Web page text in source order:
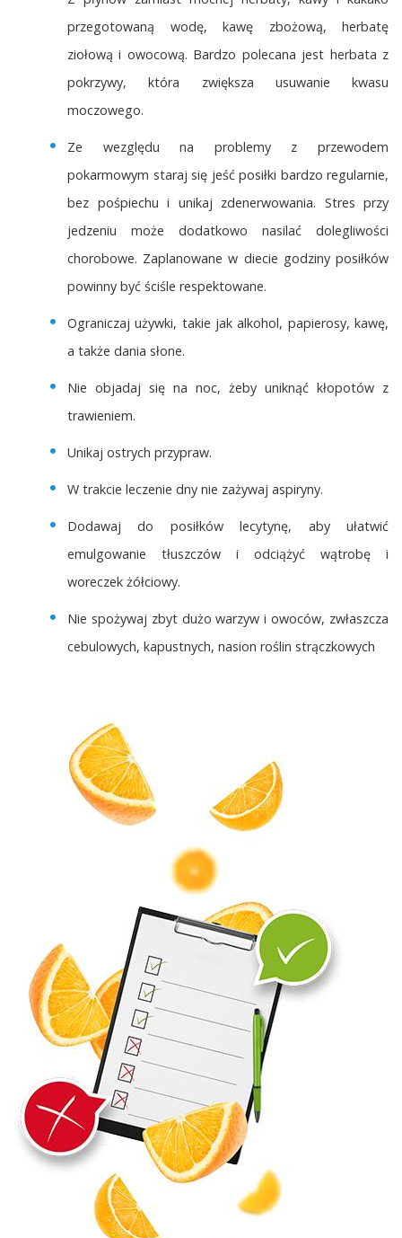
przegotowaną wodę, kawę zbożową, herbatę
ziołową i owocową. Bardzo polecana jest herbata z
pokrzywy, która zwiększa usuwanie kwasu
moczowego.
Ze wezględu na problemy z przewodem
pokarmowym staraj się jeść posiłki bardzo regularnie,
bez pośpiechu i unikaj zdenerwowania. Stres przy
jedzeniu może dodatkowo nasilać dolegliwości
chorobowe. Zaplanowane w diecie godziny posiłków
powinny być ściśle respektowane.
Ograniczaj używki, takie jak alkohol, papierosy, kawę,
a także dania słone.
Nie objadaj się na noc, żeby uniknąć kłopotów z
trawieniem.
Unikaj ostrych przypraw.
W trakcie leczenie dny nie zażywaj aspiryny.
Dodawaj do posiłków lecytynę, aby ułatwić
emulgowanie tłuszczów i odciążyć wątrobę i
woreczek żółciowy.
Nie spożywaj zbyt dużo warzyw i owoców, zwłaszcza
cebulowych, kapustnych, nasion roślin strączkowych